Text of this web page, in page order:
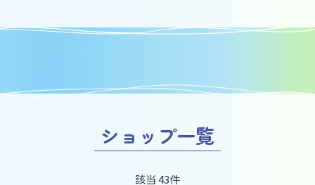
ショップ一覧
該当 43件